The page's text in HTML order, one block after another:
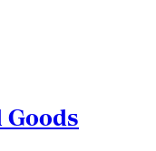
Goods